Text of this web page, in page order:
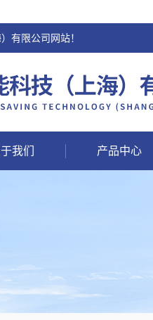
有限公司网站！
我们 产品中心